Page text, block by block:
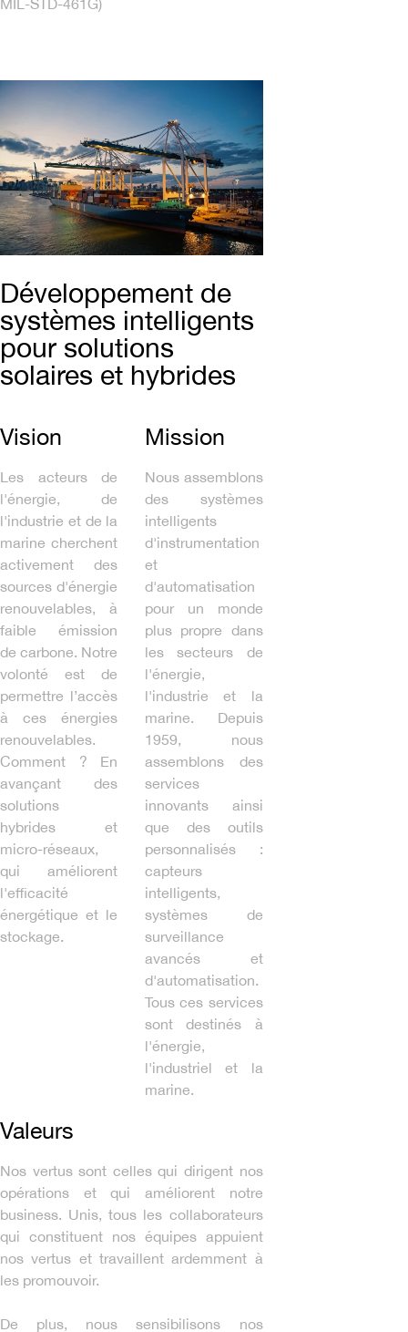
Développement de
systèmes intelligents
pour solutions
solaires et hybrides
Vision
Les acteurs de
l'énergie, de
l'industrie et de la
marine cherchent
activement des
sources d'énergie
renouvelables, à
faible émission
de carbone. ​​​​Notre
volonté est de
permettre l’accès
à ces énergies
renouvelables.
Comment ? En
avançant des
solutions
hybrides et
micro-réseaux,
qui améliorent
l'efficacité
énergétique et le
stockage.
Mission
Nous assemblons
des systèmes
intelligents
d'instrumentation
et
d'automatisation
pour un monde
plus propre dans
les secteurs de
l'énergie,
l'industrie et la
marine. Depuis
1959, nous
assemblons des
services
innovants ainsi
que des outils
personnalisés :
capteurs
intelligents,
systèmes de
surveillance
avancés et
d'automatisation.
Tous ces services
sont destinés à
l'énergie,
l'industriel et la
marine.
Valeurs
Nos vertus sont celles qui dirigent nos
opérations et qui améliorent notre
business. Unis, tous les collaborateurs
qui constituent nos équipes appuient
nos vertus et travaillent ardemment à
les promouvoir.
De plus, nous sensibilisons nos